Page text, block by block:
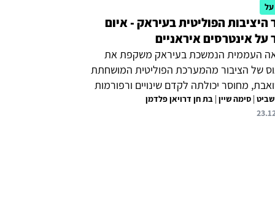
היציבות הפוליטית בעיראק - איום
על אינטרסים איראניים
העממית הנמשכת בעיראק משקפת את
של הציבור מהמערכת הפוליטית המושחתת
מחוסר יכולתה לקדם שינויים ורפורמות
העמוקה של איראן בנעשה במדינה.
הפוליטית בעיראק ולהנהגה האיראנית ברור
| סימה שיין| בת חן דרויאן פלדמן